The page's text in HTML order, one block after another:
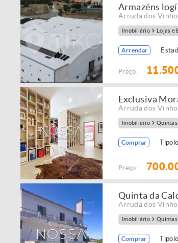
Armazéns
Arruda dos
Imobiliário Lojas e
Arrendar
Preço:
Exclusiva
Arruda dos
Imobiliário Quintas
Comprar
Preço:
Quinta da
Arruda dos
Imobiliário Quintas
Comprar